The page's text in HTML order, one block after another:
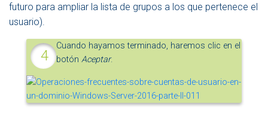
futuro para ampliar la lista de grupos a los que pertenece el
usuario).
Cuando hayamos terminado, haremos clic en el
botónAceptar.